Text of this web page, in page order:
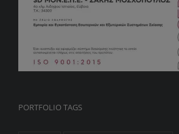
PORTFOLIO TAGS